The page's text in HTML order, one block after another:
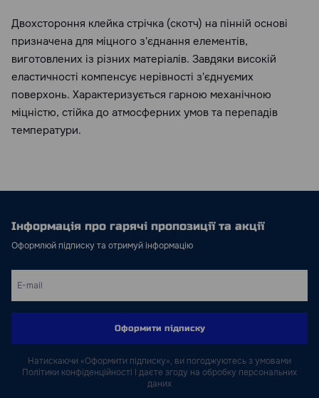
Двохстороння клейка стрічка (скотч) на пінній основі
призначена для міцного з'єднання елементів,
виготовлених із різних матеріалів. Завдяки високій
еластичності компенсує нерівності з'єднуємих
поверхонь. Характеризується гарною механічною
міцністю, стійка до атмосферних умов та перепадів
температури.
Інформація про гарячі пропозиції та акції
Оформлюй підписку та отримуй інформацію
Оформити підписку
Натискаючи «Оформити підписку», ви погоджуютесь з умовами
Політики конфіденційності і даєте згоду на обробку персональних
даних